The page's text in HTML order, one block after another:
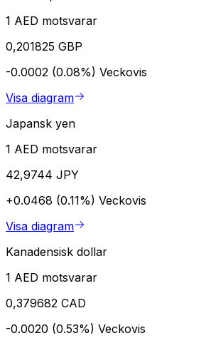
1 AED motsvarar
0,201825 GBP
-0.0002 (0.08%) Veckovis
Visa diagram
Japansk yen
1 AED motsvarar
42,9744 JPY
+0.0468 (0.11%) Veckovis
Visa diagram
Kanadensisk dollar
1 AED motsvarar
0,379682 CAD
-0.0020 (0.53%) Veckovis